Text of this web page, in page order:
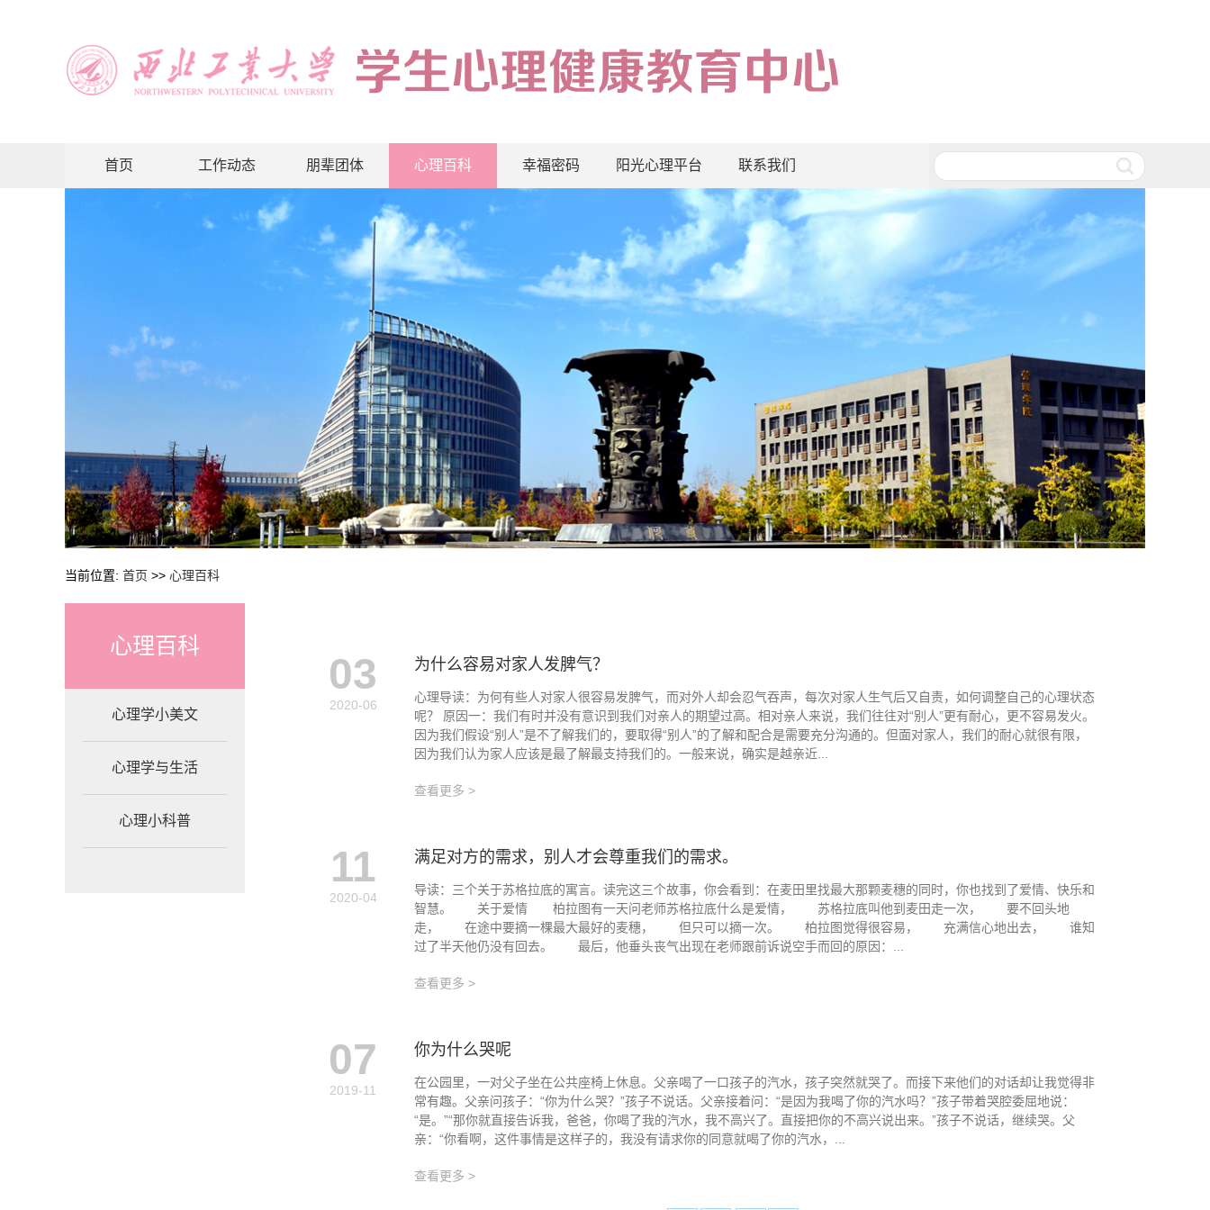
首页 工作动态 朋辈团体 心理百科 幸福密码 阳光心理平台 联系我们
当前位置: 首页 >> 心理百科
心理百科
心理学小美文
心理学与生活
心理小科普
03
2020-06
为什么容易对家人发脾气？
心理导读：为何有些人对家人很容易发脾气，而对外人却会忍气吞声，每次对家人生气后又自责，如何调整自己的心理状态
呢？ 原因一：我们有时并没有意识到我们对亲人的期望过高。相对亲人来说，我们往往对“别人”更有耐心，更不容易发火。
因为我们假设“别人”是不了解我们的，要取得“别人”的了解和配合是需要充分沟通的。但面对家人，我们的耐心就很有限，
因为我们认为家人应该是最了解最支持我们的。一般来说，确实是越亲近...
查看更多 >
11
2020-04
满足对方的需求，别人才会尊重我们的需求。
导读：三个关于苏格拉底的寓言。读完这三个故事，你会看到：在麦田里找最大那颗麦穗的同时，你也找到了爱情、快乐和
智慧。 关于爱情 柏拉图有一天问老师苏格拉底什么是爱情， 苏格拉底叫他到麦田走一次， 要不回头地
走， 在途中要摘一棵最大最好的麦穗， 但只可以摘一次。 柏拉图觉得很容易， 充满信心地出去， 谁知
过了半天他仍没有回去。 最后，他垂头丧气出现在老师跟前诉说空手而回的原因：...
查看更多 >
07
2019-11
你为什么哭呢
在公园里，一对父子坐在公共座椅上休息。父亲喝了一口孩子的汽水，孩子突然就哭了。而接下来他们的对话却让我觉得非
常有趣。父亲问孩子：“你为什么哭？”孩子不说话。父亲接着问：“是因为我喝了你的汽水吗？”孩子带着哭腔委屈地说：
“是。”“那你就直接告诉我，爸爸，你喝了我的汽水，我不高兴了。直接把你的不高兴说出来。”孩子不说话，继续哭。父
亲：“你看啊，这件事情是这样子的，我没有请求你的同意就喝了你的汽水，...
查看更多 >